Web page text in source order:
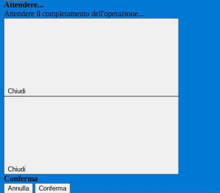
Attendere...
Attendere il completamento dell'operazione...
Chiudi
Chiudi
Conferma
Annulla Conferma